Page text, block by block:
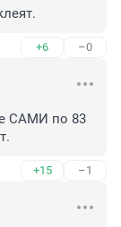
+6 –0
САМИ по 83
+15 –1